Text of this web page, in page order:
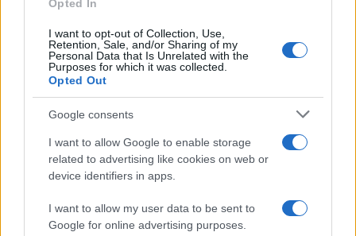
Opted In
I want to opt-out of Collection, Use,
Retention, Sale, and/or Sharing of my
Personal Data that Is Unrelated with the
Purposes for which it was collected.
Opted Out
Google consents
I want to allow Google to enable storage
related to advertising like cookies on web or
device identifiers in apps.
I want to allow my user data to be sent to
Google for online advertising purposes.
Come organizzare una stireria salvaspazio con il